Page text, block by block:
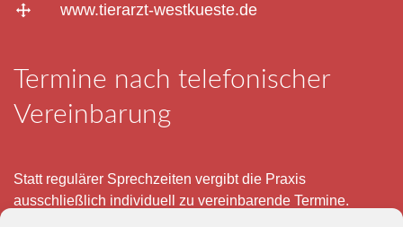
www.tierarzt-westkueste.de
Termine nach telefonischer
Vereinbarung
Statt regulärer Sprechzeiten vergibt die Praxis
ausschließlich individuell zu vereinbarende Termine.